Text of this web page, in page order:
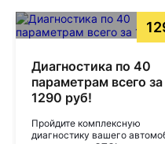
Диагностика по 40
параметрам всего за
1290 руб!
Пройдите комплексную
диагностику вашего